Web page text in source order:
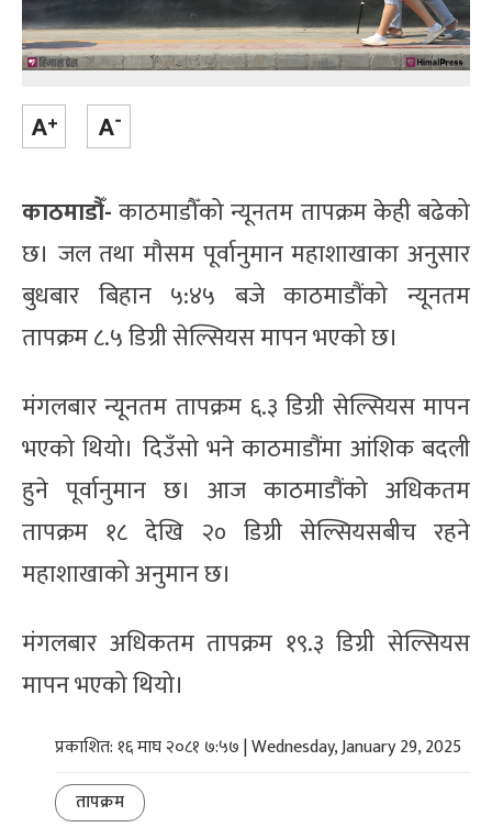
काठमाडौँ-काठमाडौँको न्यूनतम तापक्रम केही बढेको
छ। जल तथा मौसम पूर्वानुमान महाशाखाका अनुसार
बुधबार बिहान ५:४५ बजे काठमाडौंको न्यूनतम
तापक्रम ८.५ डिग्री सेल्सियस मापन भएको छ।
मंगलबार न्यूनतम तापक्रम ६.३ डिग्री सेल्सियस मापन
भएको थियो। दिउँसो भने काठमाडौंमा आंशिक बदली
हुने पूर्वानुमान छ। आज काठमाडौंको अधिकतम
तापक्रम १८ देखि २० डिग्री सेल्सियसबीच रहने
महाशाखाको अनुमान छ।
मंगलबार अधिकतम तापक्रम १९.३ डिग्री सेल्सियस
मापन भएको थियो।
प्रकाशित: १६ माघ २०८१ ७:५७ | Wednesday, January 29, 2025
तापक्रम